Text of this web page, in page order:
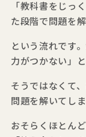
「教科書をじっ
た段階で問題を解
という流れです
力がつかない」
そうではなくて
問題を解いてし
おそらくほとん